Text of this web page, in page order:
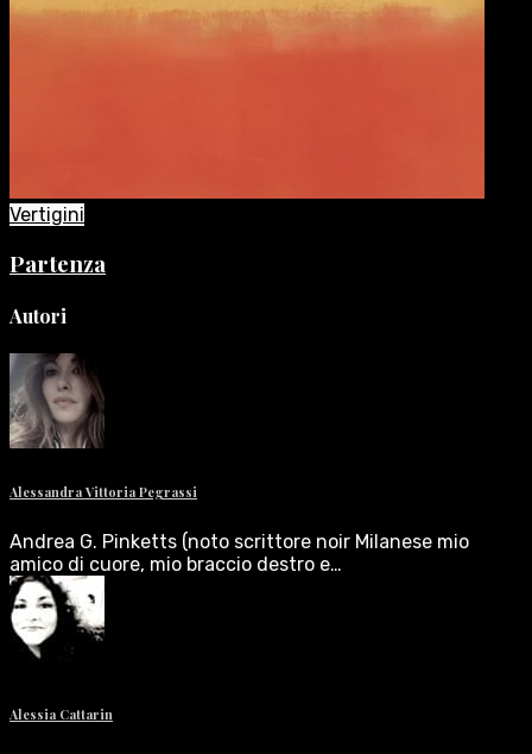
Vertigini
Partenza
Autori
Alessandra Vittoria Pegrassi
Andrea G. Pinketts (noto scrittore noir Milanese mio
amico di cuore, mio braccio destro e…
Alessia Cattarin